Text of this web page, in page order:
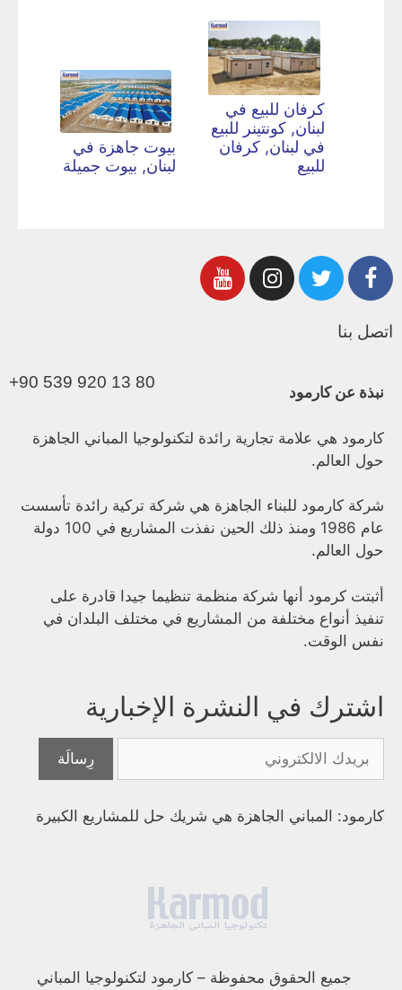
كرفان للبيع في
لبنان, كونتينر للبيع
في لبنان, كرفان
للبيع
بيوت جاهزة في
لبنان, بيوت جميلة
اتصل بنا
+90 539 920 13 80
نبذة عن كارمود
كارمود هي علامة تجارية رائدة لتكنولوجيا المباني الجاهزة
حول العالم.
شركة كارمود للبناء الجاهزة هي شركة تركية رائدة تأسست
عام 1986 ومنذ ذلك الحين نفذت المشاريع في 100 دولة
حول العالم.
أثبتت كرمود أنها شركة منظمة تنظيما جيدا قادرة على
تنفيذ أنواع مختلفة من المشاريع في مختلف البلدان في
نفس الوقت.
اشترك في النشرة الإخبارية
كارمود: المباني الجاهزة هي شريك حل للمشاريع الكبيرة
جميع الحقوق محفوظة –كارمود لتكنولوجيا المباني